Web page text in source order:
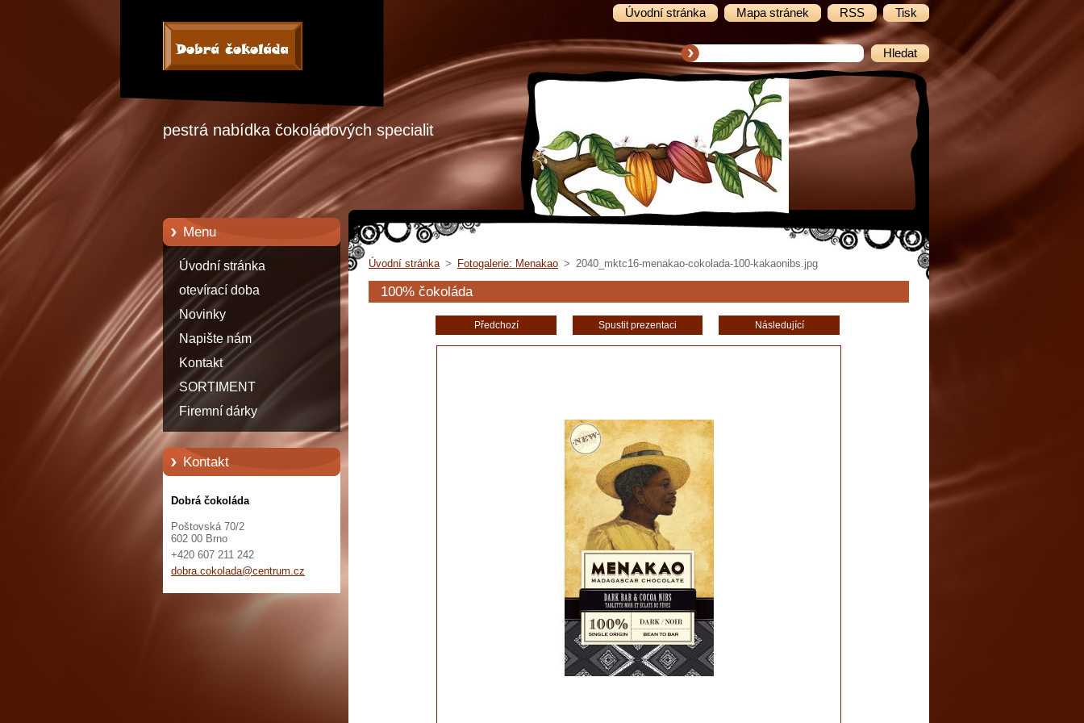
Úvodní stránka Mapa stránek RSS Tisk
pestrá nabídka čokoládových specialit
Menu
Úvodní stránka
otevírací doba
Novinky
Napište nám
Kontakt
SORTIMENT
Firemní dárky
Kontakt
Dobrá čokoláda
Poštovská 70/2
602 00 Brno
+420 607 211 242
dobra.cokolada@centrum.cz
Úvodní stránka > Fotogalerie: Menakao > 2040_mktc16-menakao-cokolada-100-kakaonibs.jpg
100% čokoláda
Předchozí Spustit prezentaci Následující